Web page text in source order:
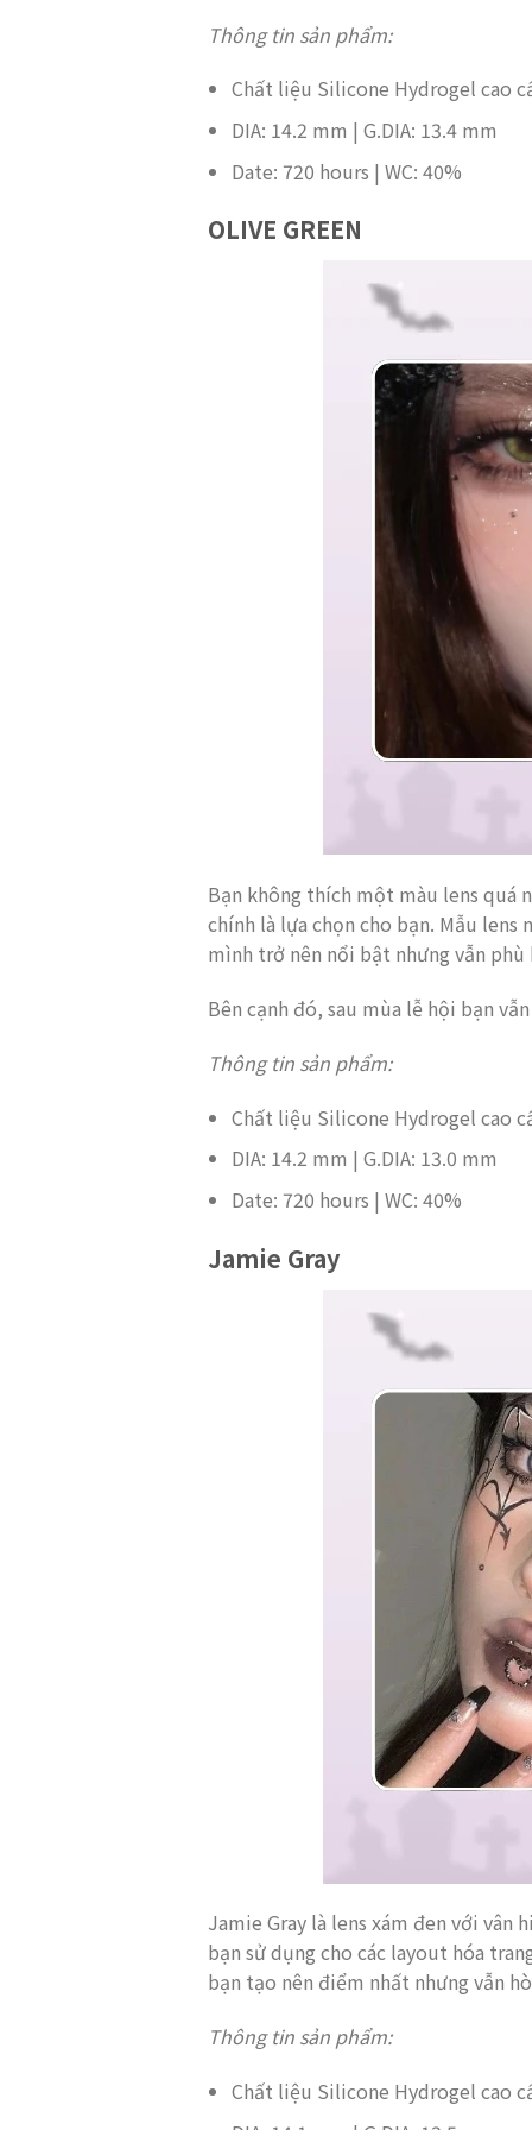
Thông tin sản phẩm:
Chất liệu Silicone Hydrogel cao
DIA: 14.2 mm | G.DIA: 13.4 mm
Date: 720 hours | WC: 40%
OLIVE GREEN
Bạn không thích một màu lens quá
chính là lựa chọn cho bạn. Mẫu
mình trở nên nổi bật nhưng vẫn
Bên cạnh đó, sau mùa lễ hội bạn
Thông tin sản phẩm:
Chất liệu Silicone Hydrogel cao
DIA: 14.2 mm | G.DIA: 13.0 mm
Date: 720 hours | WC: 40%
Jamie Gray
Jamie Gray là lens xám đen với vân
bạn sử dụng cho các layout hóa
bạn tạo nên điểm nhất nhưng vẫn
Thông tin sản phẩm:
Chất liệu Silicone Hydrogel cao